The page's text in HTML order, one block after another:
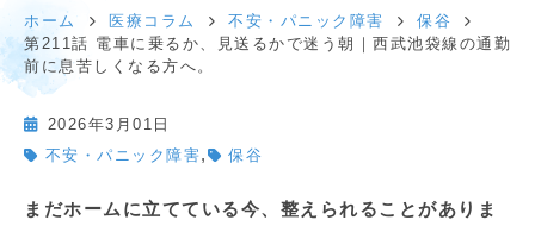
ホーム 医療コラム 不安・パニック障害
保谷
第211話 電車に乗るか、見送るかで迷う朝｜西武池袋線の通勤
前に息苦しくなる方へ。
2026年3月01日
不安・パニック障害, 保谷
まだホームに立てている今、整えられることがありま